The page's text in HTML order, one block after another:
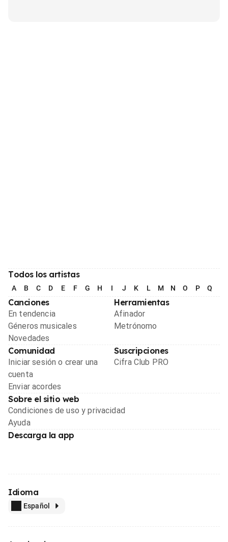
Todos los artistas
A B C D E F G H I J K L M N O P Q
Canciones
En tendencia
Géneros musicales
Novedades
Herramientas
Afinador
Metrónomo
Comunidad
Iniciar sesión o crear una
cuenta
Enviar acordes
Suscripciones
Cifra Club PRO
Sobre el sitio web
Condiciones de uso y privacidad
Ayuda
Descarga la app
Idioma
Español